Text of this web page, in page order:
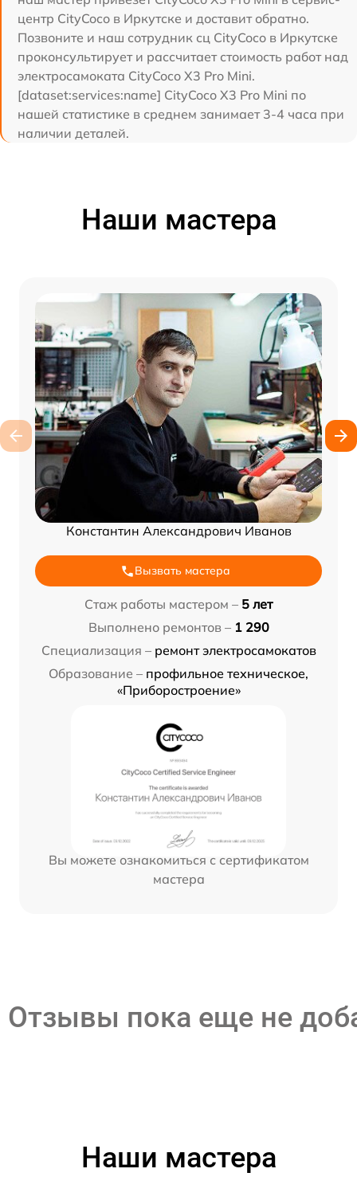
центр CityCoco в Иркутске и доставит обратно.
Позвоните и наш сотрудник сц CityCoco в Иркутске
проконсультирует и рассчитает стоимость работ над
электросамоката CityCoco X3 Pro Mini.
[dataset:services:name] CityCoco X3 Pro Mini по
нашей статистике в среднем занимает 3-4 часа при
наличии деталей.
Наши мастера
Константин Александрович Иванов
Вызвать мастера
Стаж работы мастером – 5 лет
Выполнено ремонтов – 1 290
Специализация – ремонт электросамокатов
Образование – профильное техническое,
«Приборостроение»
Вы можете ознакомиться с сертификатом
мастера
Отзывы пока еще не
Наши мастера